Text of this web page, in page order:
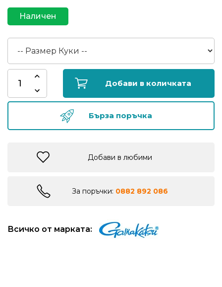
Влакна
за
риболов
Куки
риболов
риболов
Къмпинг
Наличен
Добави в количката
Бърза поръчка
Добави в любими
За поръчки: 0882 892 086
Всичко от марката: